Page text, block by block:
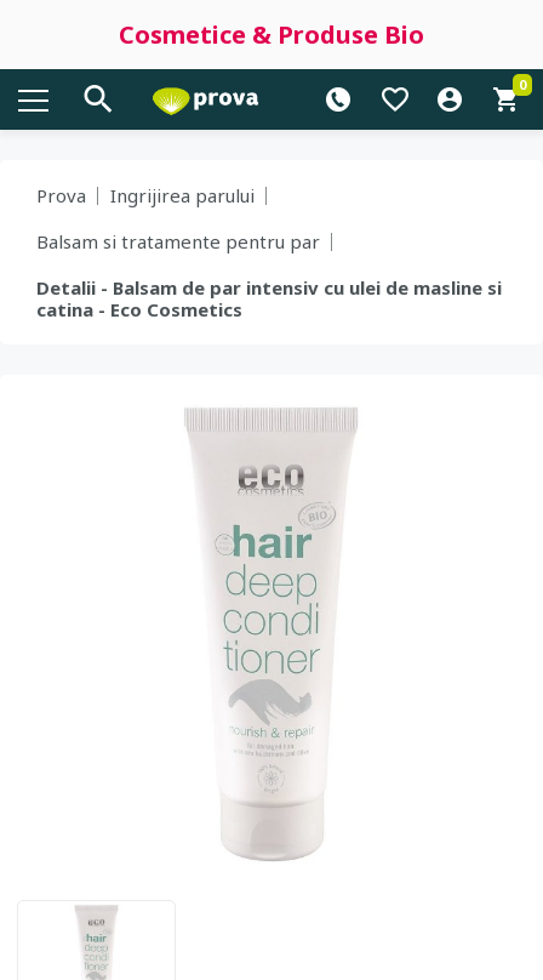
Cosmetice & Produse Bio
0
Prova
Ingrijirea parului
Balsam si tratamente pentru par
Detalii - Balsam de par intensiv cu ulei de masline si
catina - Eco Cosmetics